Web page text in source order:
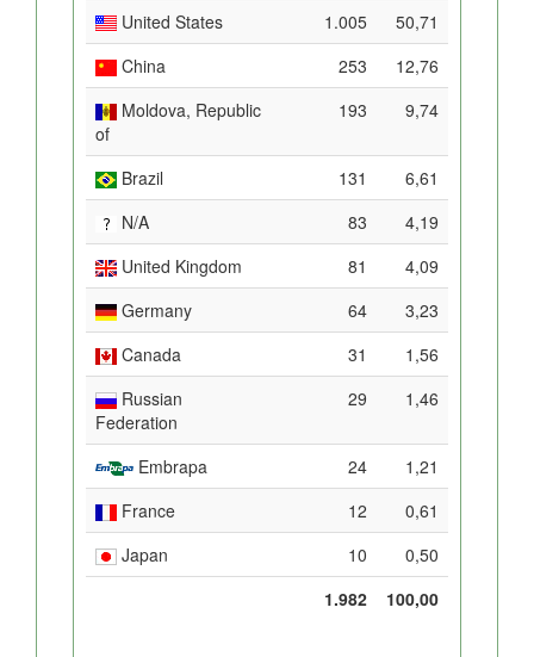
United States
1.005
50,71
China
253
12,76
Moldova, Republic
of
193 9,74
Brazil 131
6,61
N/A
83
4,19
United Kingdom
81
4,09
Germany
64
3,23
Canada
31
1,56
Russian
Federation
29 1,46
Embrapa 24
1,21
France
12
0,61
Japan
10
0,50
1.982
100,00